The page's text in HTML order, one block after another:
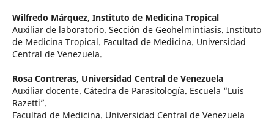
Wilfredo Márquez, Instituto de Medicina Tropical
Auxiliar de laboratorio. Sección de Geohelmintiasis. Instituto
de Medicina Tropical. Facultad de Medicina. Universidad
Central de Venezuela.
Rosa Contreras, Universidad Central de Venezuela
Auxiliar docente. Cátedra de Parasitología. Escuela “Luis
Razetti”.
Facultad de Medicina. Universidad Central de Venezuela